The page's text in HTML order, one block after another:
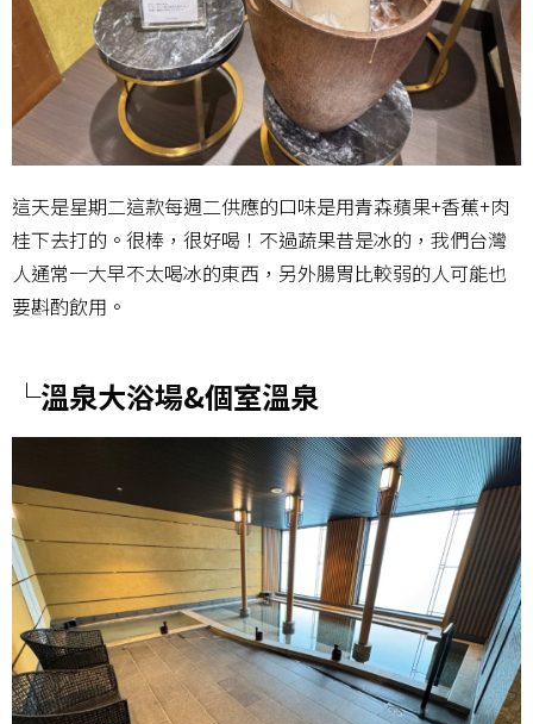
這天是星期二這款每週二供應的口味是用青森蘋果+香蕉+肉
桂下去打的。很棒，很好喝！不過蔬果昔是冰的，我們台灣
人通常一大早不太喝冰的東西，另外腸胃比較弱的人可能也
要斟酌飲用。
└溫泉大浴場&個室溫泉